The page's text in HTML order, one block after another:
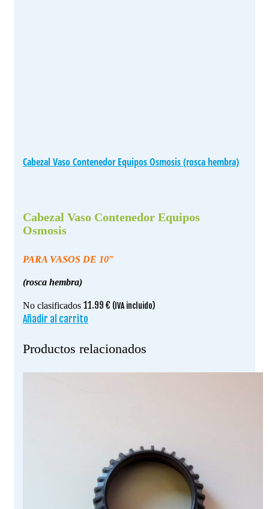
Cabezal Vaso Contenedor Equipos Osmosis (rosca hembra)
Cabezal Vaso Contenedor Equipos
Osmosis
PARA VASOS DE 10″
(rosca hembra)
No clasificados 11.99 € (IVA incluido)
Añadir al carrito
Productos relacionados